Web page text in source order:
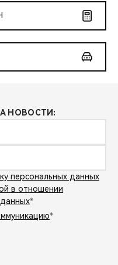
НОВОСТИ:
персональных данных
в отношении
*
*